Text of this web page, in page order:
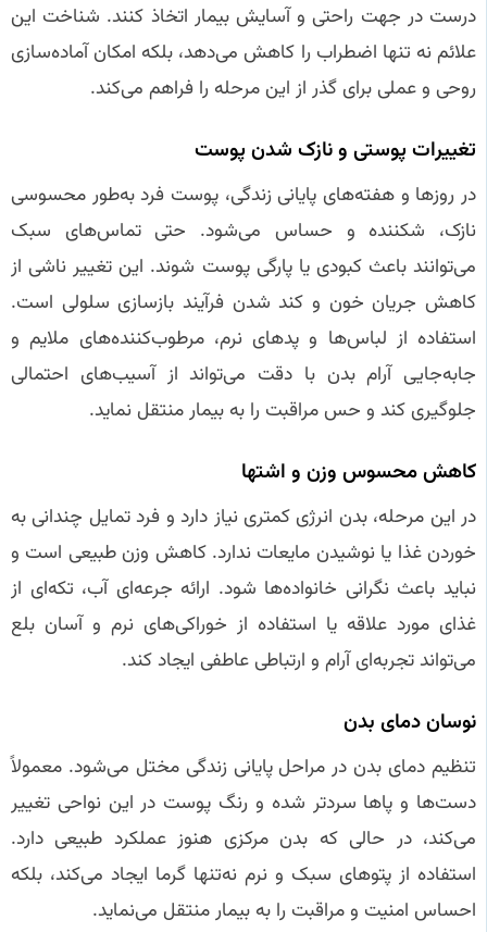
درست در جهت راحتی و آسایش بیمار اتخاذ کنند. شناخت این
علائم نه تنها اضطراب را کاهش می‌دهد، بلکه امکان آماده‌سازی
روحی و عملی برای گذر از این مرحله را فراهم می‌کند.
تغییرات پوستی و نازک شدن پوست
در روزها و هفته‌های پایانی زندگی، پوست فرد به‌طور محسوسی
نازک، شکننده و حساس می‌شود. حتی تماس‌های سبک
می‌توانند باعث کبودی یا پارگی پوست شوند. این تغییر ناشی از
کاهش جریان خون و کند شدن فرآیند بازسازی سلولی است.
استفاده از لباس‌ها و پدهای نرم، مرطوب‌کننده‌های ملایم و
جابه‌جایی آرام بدن با دقت می‌تواند از آسیب‌های احتمالی
جلوگیری کند و حس مراقبت را به بیمار منتقل نماید.
کاهش محسوس وزن و اشتها
در این مرحله، بدن انرژی کمتری نیاز دارد و فرد تمایل چندانی به
خوردن غذا یا نوشیدن مایعات ندارد. کاهش وزن طبیعی است و
نباید باعث نگرانی خانواده‌ها شود. ارائه جرعه‌ای آب، تکه‌ای از
غذای مورد علاقه یا استفاده از خوراکی‌های نرم و آسان بلع
می‌تواند تجربه‌ای آرام و ارتباطی عاطفی ایجاد کند.
نوسان دمای بدن
تنظیم دمای بدن در مراحل پایانی زندگی مختل می‌شود. معمولاً
دست‌ها و پاها سردتر شده و رنگ پوست در این نواحی تغییر
می‌کند، در حالی که بدن مرکزی هنوز عملکرد طبیعی دارد.
استفاده از پتوهای سبک و نرم نه‌تنها گرما ایجاد می‌کند، بلکه
احساس امنیت و مراقبت را به بیمار منتقل می‌نماید.